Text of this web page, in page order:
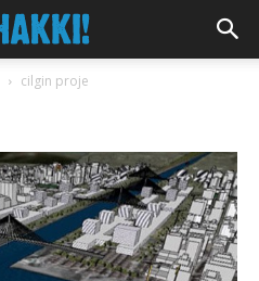
cilgin proje